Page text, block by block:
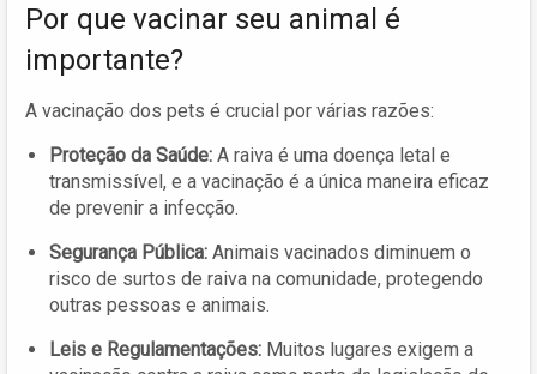
Por que vacinar seu animal é
importante?
A vacinação dos pets é crucial por várias razões:
Proteção da Saúde: A raiva é uma doença letal e
transmissível, e a vacinação é a única maneira eficaz
de prevenir a infecção.
Segurança Pública: Animais vacinados diminuem o
risco de surtos de raiva na comunidade, protegendo
outras pessoas e animais.
Leis e Regulamentações: Muitos lugares exigem a